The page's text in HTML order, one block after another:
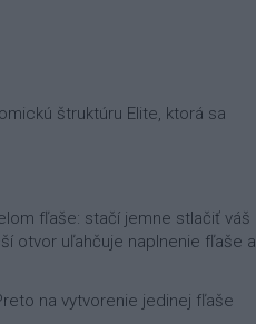
štruktúru Elite, ktorá sa
fľaše: stačí jemne stlačiť váš
otvor uľahčuje naplnenie fľaše a
na vytvorenie jedinej fľaše